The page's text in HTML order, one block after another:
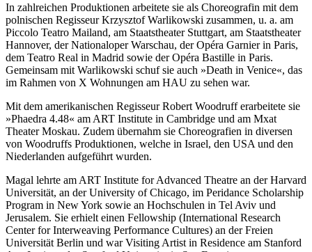
In zahlreichen Produktionen arbeitete sie als Choreografin mit dem
polnischen Regisseur Krzysztof Warlikowski zusammen, u. a. am
Piccolo Teatro Mailand, am Staatstheater Stuttgart, am Staatstheater
Hannover, der Nationaloper Warschau, der Opéra Garnier in Paris,
dem Teatro Real in Madrid sowie der Opéra Bastille in Paris.
Gemeinsam mit Warlikowski schuf sie auch »Death in Venice«, das
im Rahmen von X Wohnungen am HAU zu sehen war.
Mit dem amerikanischen Regisseur Robert Woodruff erarbeitete sie
»Phaedra 4.48« am ART Institute in Cambridge und am Mxat
Theater Moskau. Zudem übernahm sie Choreografien in diversen
von Woodruffs Produktionen, welche in Israel, den USA und den
Niederlanden aufgeführt wurden.
Magal lehrte am ART Institute for Advanced Theatre an der Harvard
Universität, an der University of Chicago, im Peridance Scholarship
Program in New York sowie an Hochschulen in Tel Aviv und
Jerusalem. Sie erhielt einen Fellowship (International Research
Center for Interweaving Performance Cultures) an der Freien
Universität Berlin und war Visiting Artist in Residence am Stanford